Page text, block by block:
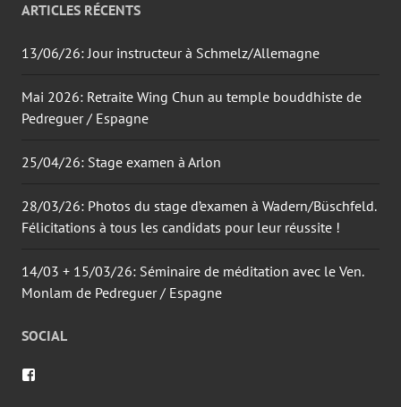
ARTICLES RÉCENTS
13/06/26: Jour instructeur à Schmelz/Allemagne
Mai 2026: Retraite Wing Chun au temple bouddhiste de
Pedreguer / Espagne
25/04/26: Stage examen à Arlon
28/03/26: Photos du stage d’examen à Wadern/Büschfeld.
Félicitations à tous les candidats pour leur réussite !
14/03 + 15/03/26: Séminaire de méditation avec le Ven.
Monlam de Pedreguer / Espagne
SOCIAL